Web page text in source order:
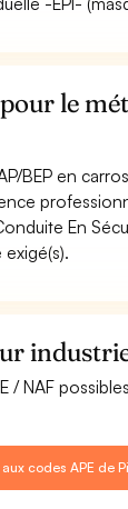
le
BEP en
En
/ NAF
codes APE de